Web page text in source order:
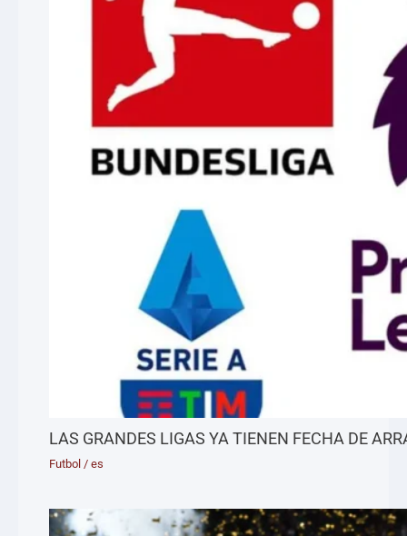
LAS GRANDES LIGAS YA TIENEN FECHA DE
Futbol /es